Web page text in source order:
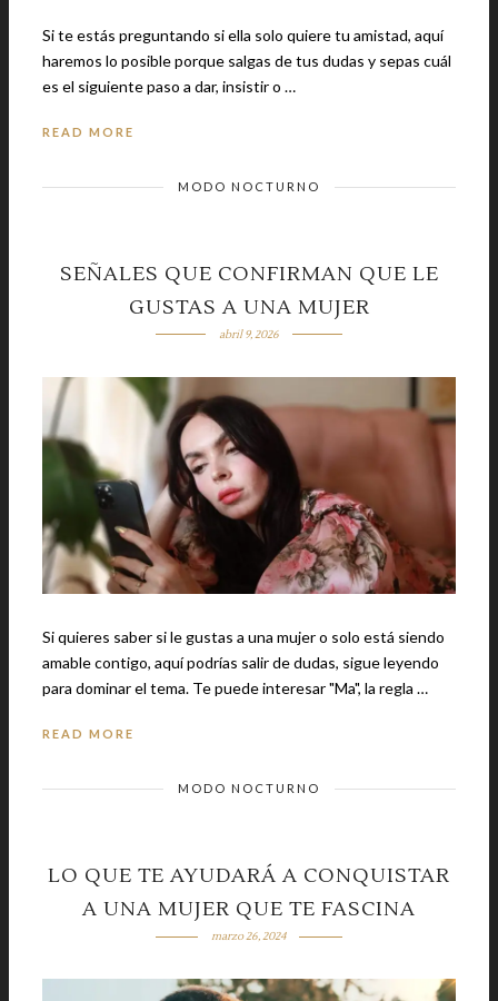
Si te estás preguntando si ella solo quiere tu amistad, aquí
haremos lo posible porque salgas de tus dudas y sepas cuál
es el siguiente paso a dar, insistir o …
READ MORE
MODO NOCTURNO
SEÑALES QUE CONFIRMAN QUE LE
GUSTAS A UNA MUJER
abril 9, 2026
Si quieres saber si le gustas a una mujer o solo está siendo
amable contigo, aquí podrías salir de dudas, sigue leyendo
para dominar el tema. Te puede interesar "Ma", la regla …
READ MORE
MODO NOCTURNO
LO QUE TE AYUDARÁ A CONQUISTAR
A UNA MUJER QUE TE FASCINA
marzo 26, 2024